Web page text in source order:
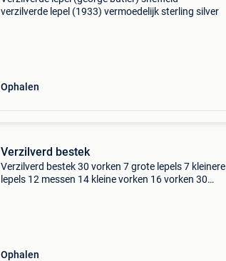
verzilverde lepel (1933) vermoedelijk sterling silver
Ophalen
Verzilverd bestek
Verzilverd bestek 30 vorken 7 grote lepels 7 kleinere
lepels 12 messen 14 kleine vorken 16 vorken 30
Ophalen